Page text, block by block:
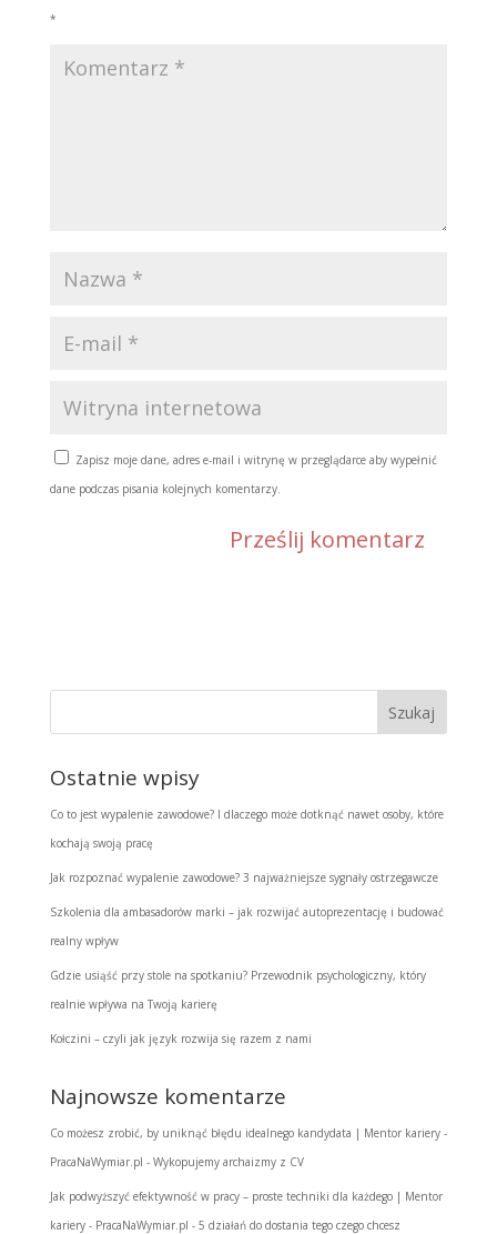
*
Zapisz moje dane, adres e-mail i witrynę w przeglądarce aby wypełnić
dane podczas pisania kolejnych komentarzy.
Ostatnie wpisy
Co to jest wypalenie zawodowe? I dlaczego może dotknąć nawet osoby, które
kochają swoją pracę
Jak rozpoznać wypalenie zawodowe? 3 najważniejsze sygnały ostrzegawcze
Szkolenia dla ambasadorów marki – jak rozwijać autoprezentację i budować
realny wpływ
Gdzie usiąść przy stole na spotkaniu? Przewodnik psychologiczny, który
realnie wpływa na Twoją karierę
Kołczini – czyli jak język rozwija się razem z nami
Najnowsze komentarze
Co możesz zrobić, by uniknąć błędu idealnego kandydata | Mentor kariery -
PracaNaWymiar.pl - Wykopujemy archaizmy z CV
Jak podwyższyć efektywność w pracy – proste techniki dla każdego | Mentor
kariery - PracaNaWymiar.pl - 5 działań do dostania tego czego chcesz